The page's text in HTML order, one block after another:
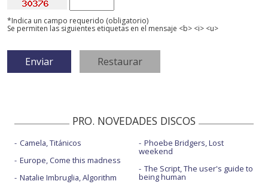
*Indica un campo requerido (obligatorio)
Se permiten las siguientes etiquetas en el mensaje <b> <i> <u>
PRO. NOVEDADES DISCOS
Camela, Titánicos
Europe, Come this madness
Natalie Imbruglia, Algorithm
Phoebe Bridgers, Lost
weekend
The Script, The user's guide to
being human